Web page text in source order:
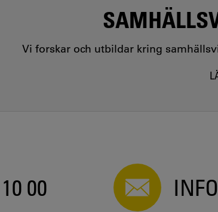
Vi forskar och utbildar kring
00